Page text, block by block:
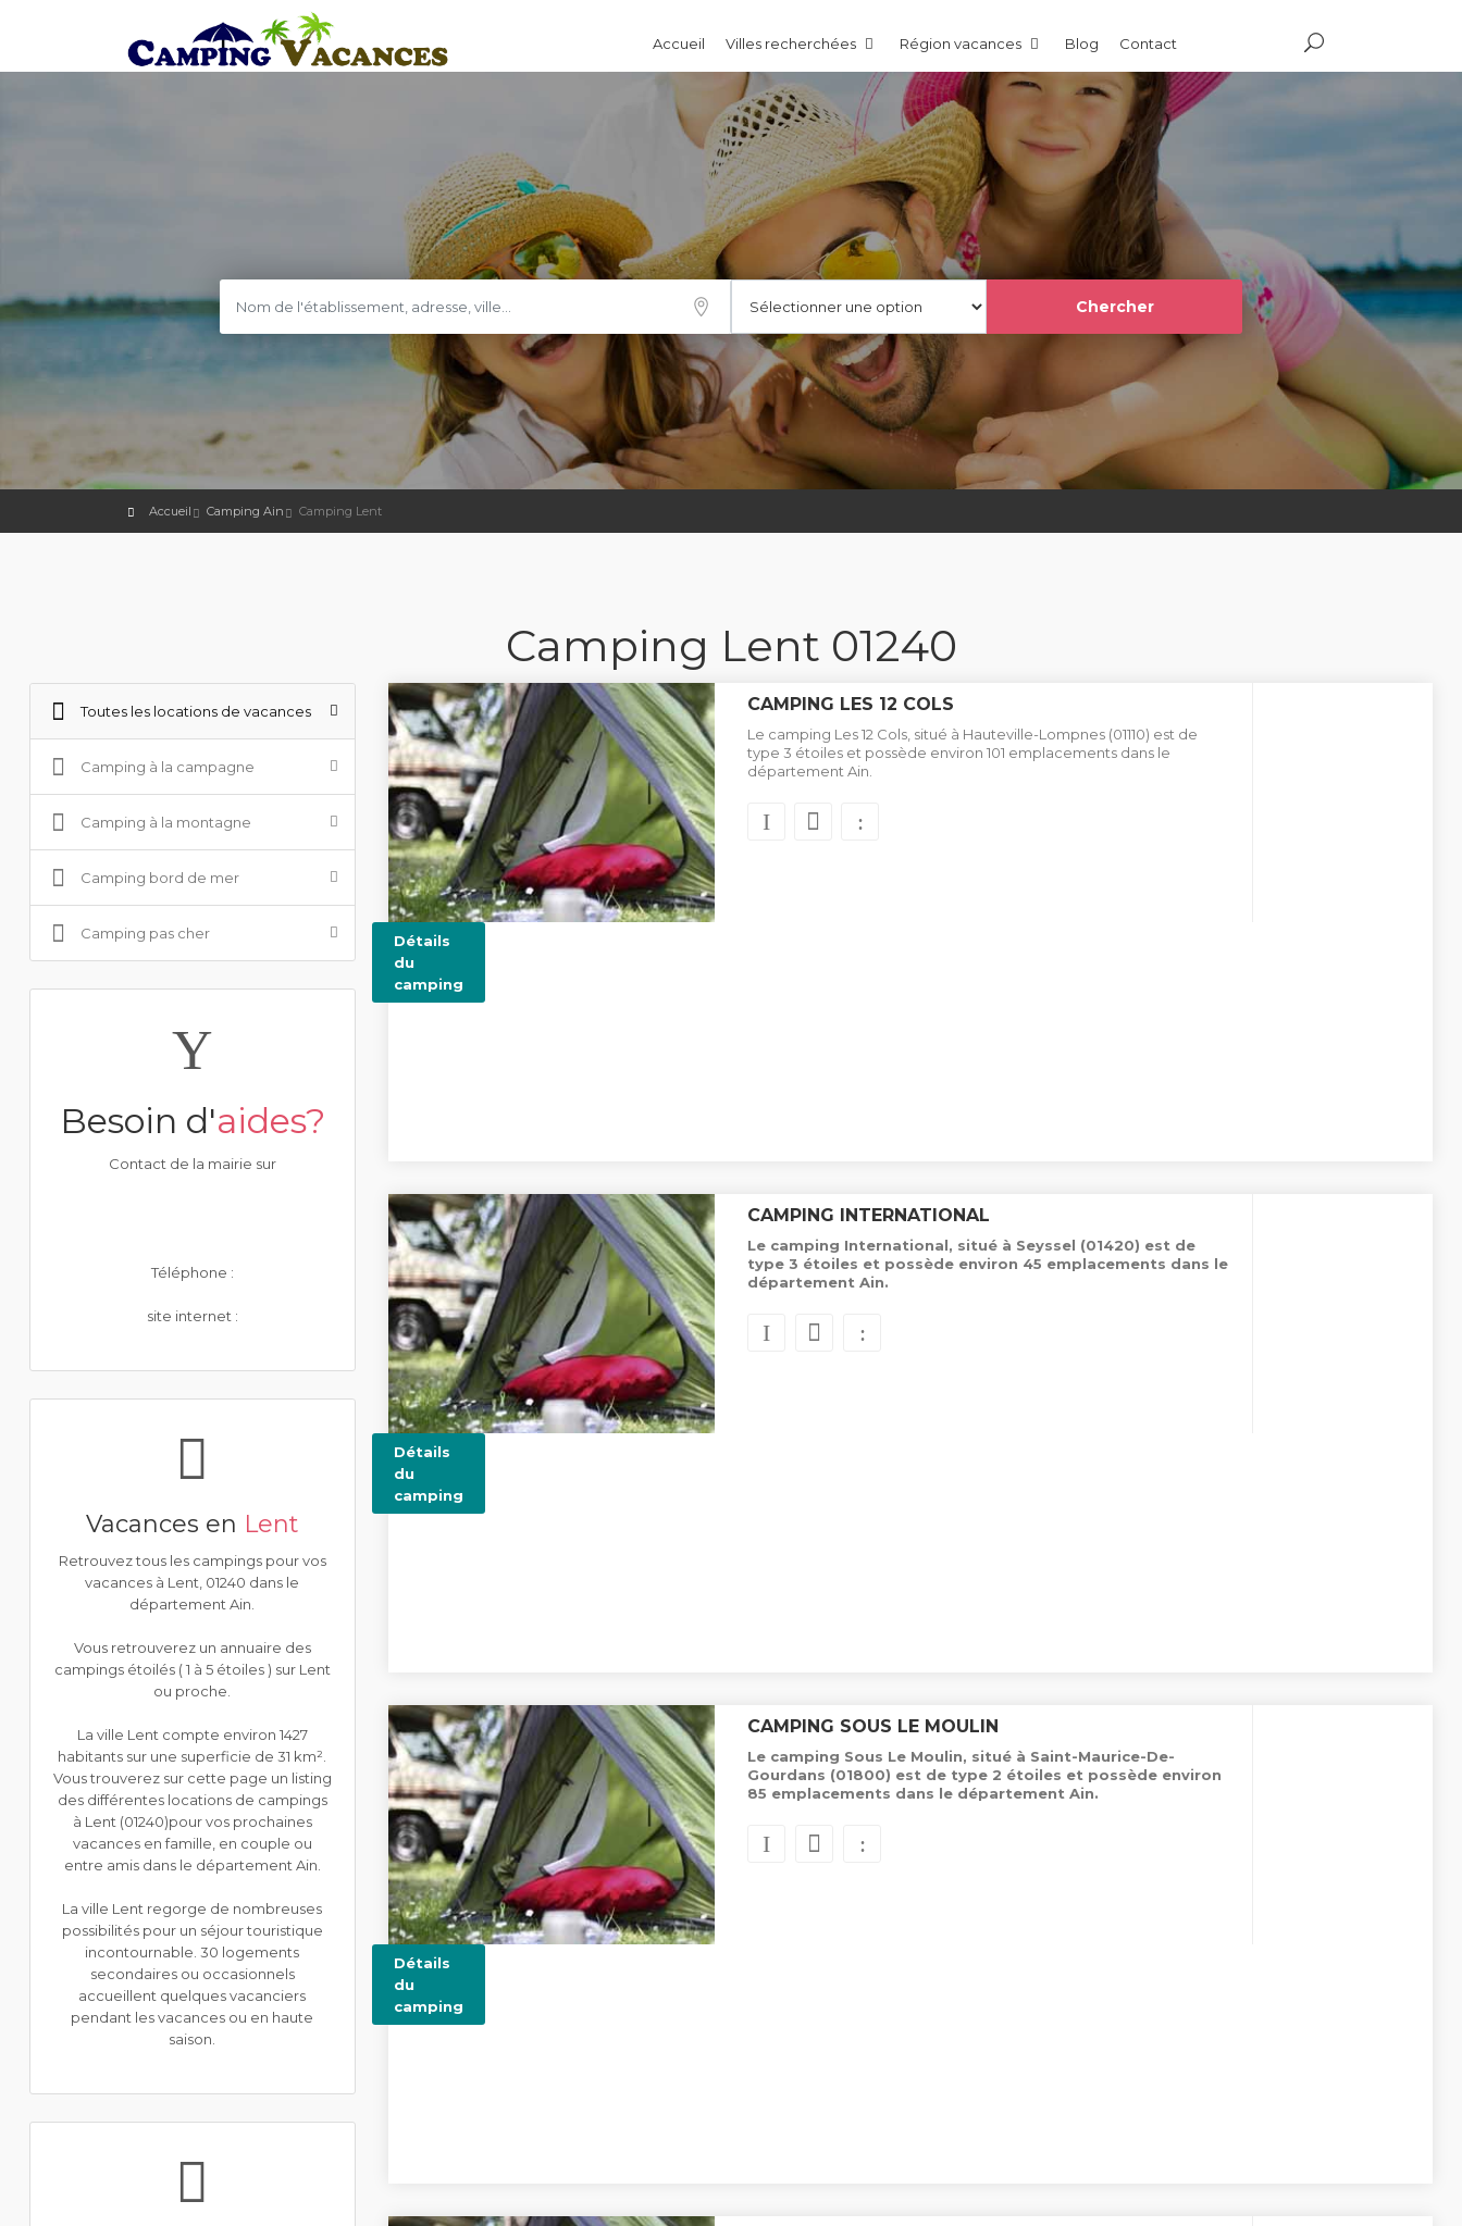
Accueil Villes recherchées Région vacances Blog Contact
Accueil Camping Ain Camping Lent
Camping Lent 01240
Toutes les locations de vacances
Camping à la campagne
Camping à la montagne
Camping bord de mer
Camping pas cher
Besoin d'aides?
Contact de la mairie sur
Téléphone :
site internet :
Vacances en Lent
Retrouvez tous les campings pour vos
vacances à Lent, 01240 dans le
département Ain.
Vous retrouverez un annuaire des
campings étoilés ( 1 à 5 étoiles ) sur Lent
ou proche.
La ville Lent compte environ 1427
habitants sur une superficie de 31 km².
Vous trouverez sur cette page un listing
des différentes locations de campings
à Lent (01240)pour vos prochaines
vacances en famille, en couple ou
entre amis dans le département Ain.
La ville Lent regorge de nombreuses
possibilités pour un séjour touristique
incontournable. 30 logements
secondaires ou occasionnels
accueillent quelques vacanciers
pendant les vacances ou en haute
saison.
CAMPING LES 12 COLS
Le camping Les 12 Cols, situé à Hauteville-Lompnes (01110) est de
type 3 étoiles et possède environ 101 emplacements dans le
département Ain.
Détails
du
camping
CAMPING INTERNATIONAL
Le camping International, situé à Seyssel (01420) est de
type 3 étoiles et possède environ 45 emplacements dans le
département Ain.
Détails
du
camping
CAMPING SOUS LE MOULIN
Le camping Sous Le Moulin, situé à Saint-Maurice-De-
Gourdans (01800) est de type 2 étoiles et possède environ
85 emplacements dans le département Ain.
Détails
du
camping